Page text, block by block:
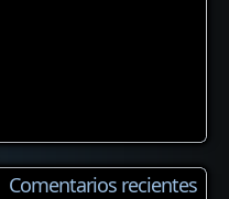
Comentarios recientes